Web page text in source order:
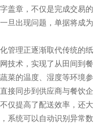
盖章，不仅是完成交易的
旦出现问题，单据将成为
管理正逐渐取代传统的纸
技术，实现了从田间到餐
菜的温度、湿度等环境参
接同步到供应商与餐饮企
仅提高了配送效率，还大
系统可以自动识别异常数